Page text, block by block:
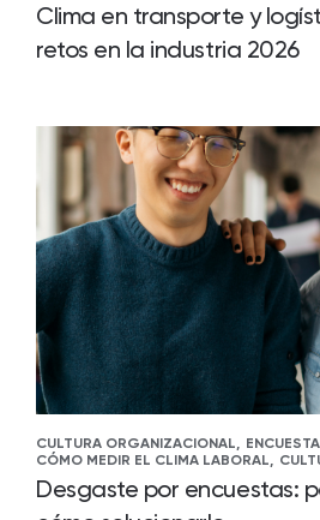
Clima en transporte y
retos en la industria 2026
CULTURA ORGANIZACIONAL,
CÓMO MEDIR EL CLIMA LABORAL,
Desgaste por encuestas: